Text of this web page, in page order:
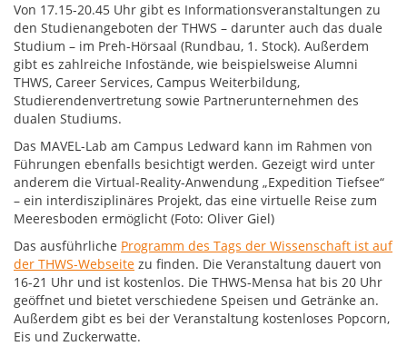
Von 17.15-20.45 Uhr gibt es Informationsveranstaltungen zu
den Studienangeboten der THWS – darunter auch das duale
Studium – im Preh-Hörsaal (Rundbau, 1. Stock). Außerdem
gibt es zahlreiche Infostände, wie beispielsweise Alumni
THWS, Career Services, Campus Weiterbildung,
Studierendenvertretung sowie Partnerunternehmen des
dualen Studiums.
Das MAVEL-Lab am Campus Ledward kann im Rahmen von
Führungen ebenfalls besichtigt werden. Gezeigt wird unter
anderem die Virtual-Reality-Anwendung „Expedition Tiefsee“
– ein interdisziplinäres Projekt, das eine virtuelle Reise zum
Meeresboden ermöglicht (Foto: Oliver Giel)
Das ausführliche Programm des Tags der Wissenschaft ist auf
der THWS-Webseite zu finden. Die Veranstaltung dauert von
16-21 Uhr und ist kostenlos. Die THWS-Mensa hat bis 20 Uhr
geöffnet und bietet verschiedene Speisen und Getränke an.
Außerdem gibt es bei der Veranstaltung kostenloses Popcorn,
Eis und Zuckerwatte.